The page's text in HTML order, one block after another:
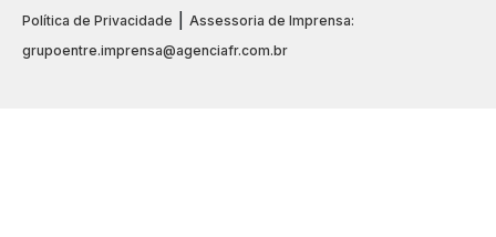
Política de Privacidade
Assessoria de Imprensa:
grupoentre.imprensa@agenciafr.com.br